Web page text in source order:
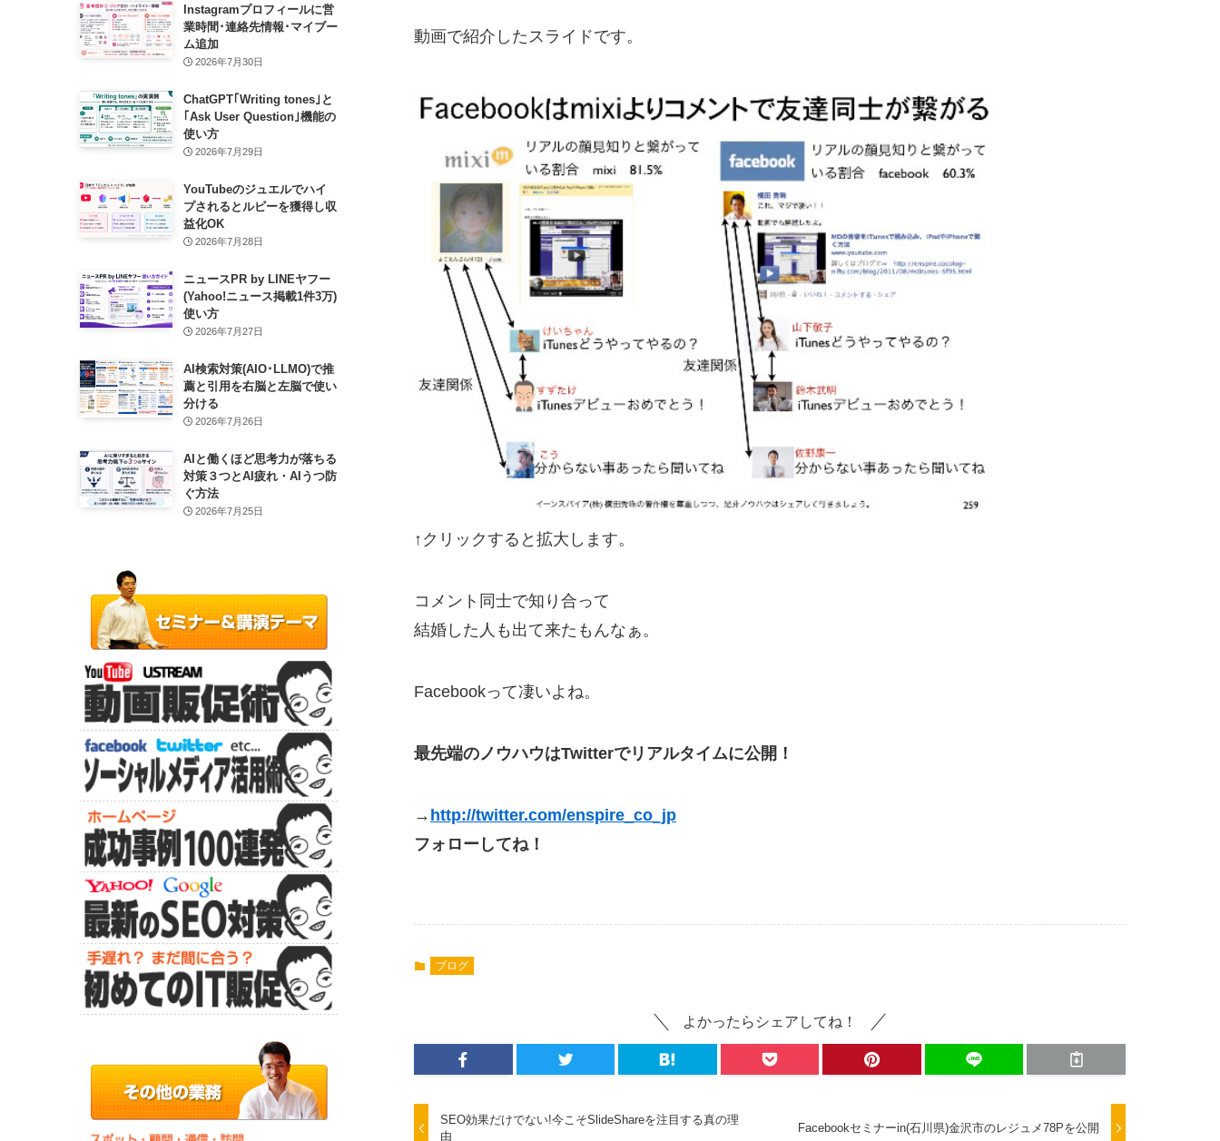
動画で紹介したスライドです。
↑クリックすると拡大します。
コメント同士で知り合って
結婚した人も出て来たもんなぁ。
Facebookって凄いよね。
最先端のノウハウはTwitterでリアルタイムに公開！
→ http://twitter.com/enspire_co_jp
フォローしてね！
ブログ
よかったらシェアしてね！
SEO効果だけでない!今こそSlideShareを注目する真の理
由
Facebookセミナーin(石川県)金沢市のレジュメ78Pを公開
Instagramプロフィールに営
業時間･連絡先情報･マイブー
ム追加
2026年7月30日
ChatGPT｢Writing tones｣と
｢Ask User Question｣機能の
使い方
2026年7月29日
YouTubeのジュエルでハイ
プされるとルビーを獲得し収
益化OK
2026年7月28日
ニュースPR by LINEヤフー
(Yahoo!ニュース掲載1件3万)
使い方
2026年7月27日
AI検索対策(AIO･LLMO)で推
薦と引用を右脳と左脳で使い
分ける
2026年7月26日
AIと働くほど思考力が落ちる
対策３つとAI疲れ・AIうつ防
ぐ方法
2026年7月25日